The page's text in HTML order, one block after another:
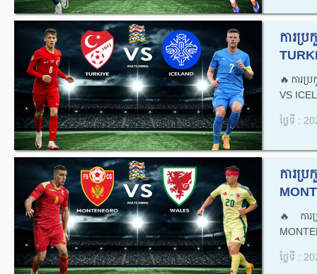
ការប្
🔥ការប្
VS
ថ្ងៃទី :
ការប្
🔥កា
ថ្ងៃទី :